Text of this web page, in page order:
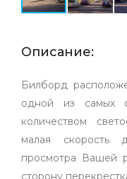
Описание:
Билборд
одной из самых
количеством
малая скорость
просмотра Вашей
сторону